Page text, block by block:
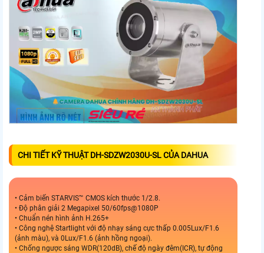
CHI TIẾT KỸ THUẬT DH-SDZW2030U-SL CỦA DAHUA
• Cảm biến STARVIS™ CMOS kích thước 1/2.8.
• Độ phân giải 2 Megapixel 50/60fps@1080P
• Chuẩn nén hình ảnh H.265+
• Công nghệ Startlight với độ nhạy sáng cực thấp 0.005Lux/F1.6
(ảnh màu), và 0Lux/F1.6 (ảnh hồng ngoại).
• Chống ngược sáng WDR(120dB), chế độ ngày đêm(ICR), tự động